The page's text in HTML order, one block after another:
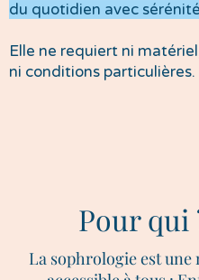
du quotidien avec
Elle ne requiert ni
ni conditions particulières.
Pour qui
La sophrologie est une